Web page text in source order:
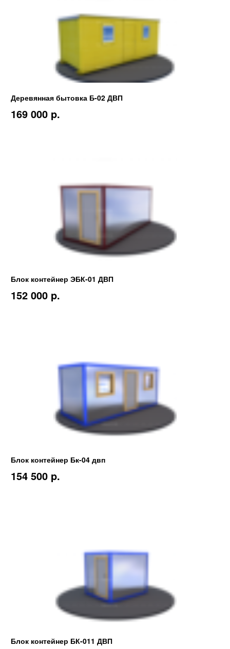
Деревянная бытовка Б-02 ДВП
169 000 p.
Блок контейнер ЭБК-01 ДВП
152 000 p.
Блок контейнер Бк-04 двп
154 500 p.
Блок контейнер БК-011 ДВП